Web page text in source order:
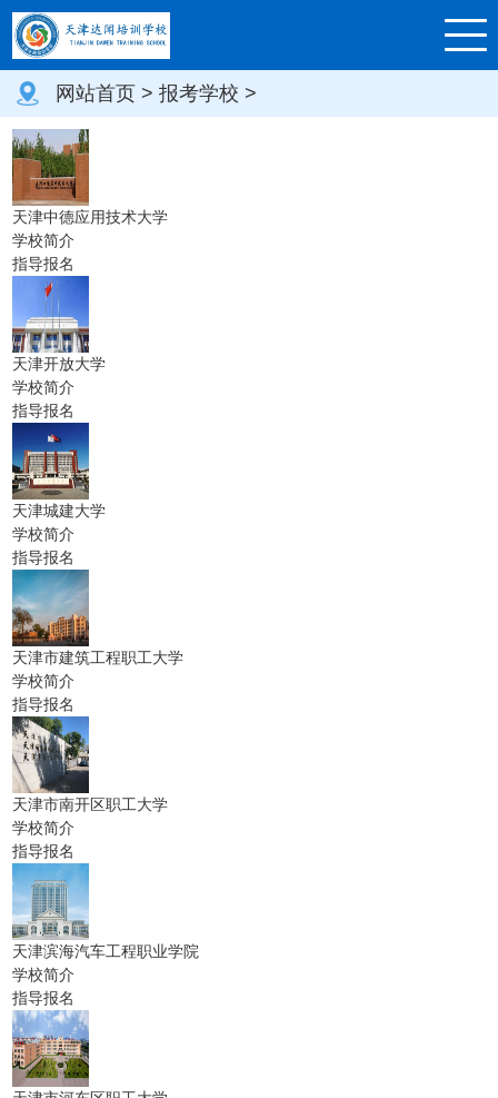
网站首页 > 报考学校 >
天津中德应用技术大学
学校简介
指导报名
天津开放大学
学校简介
指导报名
天津城建大学
学校简介
指导报名
天津市建筑工程职工大学
学校简介
指导报名
天津市南开区职工大学
学校简介
指导报名
天津滨海汽车工程职业学院
学校简介
指导报名